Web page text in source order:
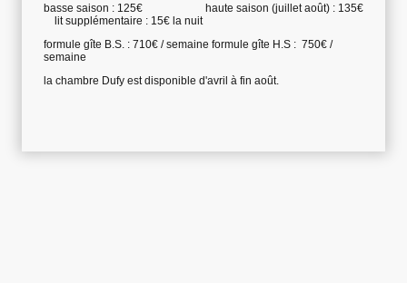
basse saison : 125€ haute saison (juillet août) : 135€
lit supplémentaire : 15€ la nuit
formule gîte B.S. : 710€ / semaine formule gîte H.S : 750€ /
semaine
la chambre Dufy est disponible d'avril à fin août.